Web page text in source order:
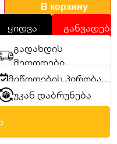
В корзину
ყიდვა
განვადება
გადახდის
მეთოდები
მიწოდების პირობა
უკან დაბრუნება